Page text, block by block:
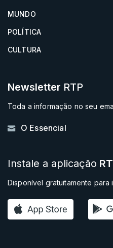
MUNDO
POLÍTICA
CULTURA
Newsletter RTP
Toda a informação no seu
O Essencial
Instale a aplicação
Disponível gratuitamente para